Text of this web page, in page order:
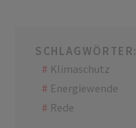
SCHLAGWÖRTER:
Klimaschutz
Energiewende
Rede